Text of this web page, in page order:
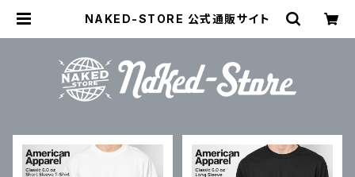
NAKED-STORE 公式通販サイト